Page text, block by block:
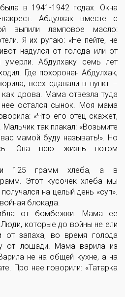
в 1941-1942 годах. Окна
Абдулхак вместе с
выпили ламповое масло:
Я их ругаю: «Не пейте, не
надулся от голода или от
Абдулхаку семь лет
Где похоронен Абдулхак,
всех сдавали в пункт –
дрова. Мама отвезла туда
остался сынок. Моя мама
«Что его отец скажет,
так плакал: «Возьмите
мамой буду называть!». Но
Она всю жизнь потом
125 грамм хлеба, а в
Этот кусочек хлеба мы
на целый день «суп».
блокада.
от бомбежки. Мама ее
Люди, которые до войны не ели
от запаха, во время голода
от лошади. Мама варила из
не на общей кухне, а на
Про нее говорили: «Татарка